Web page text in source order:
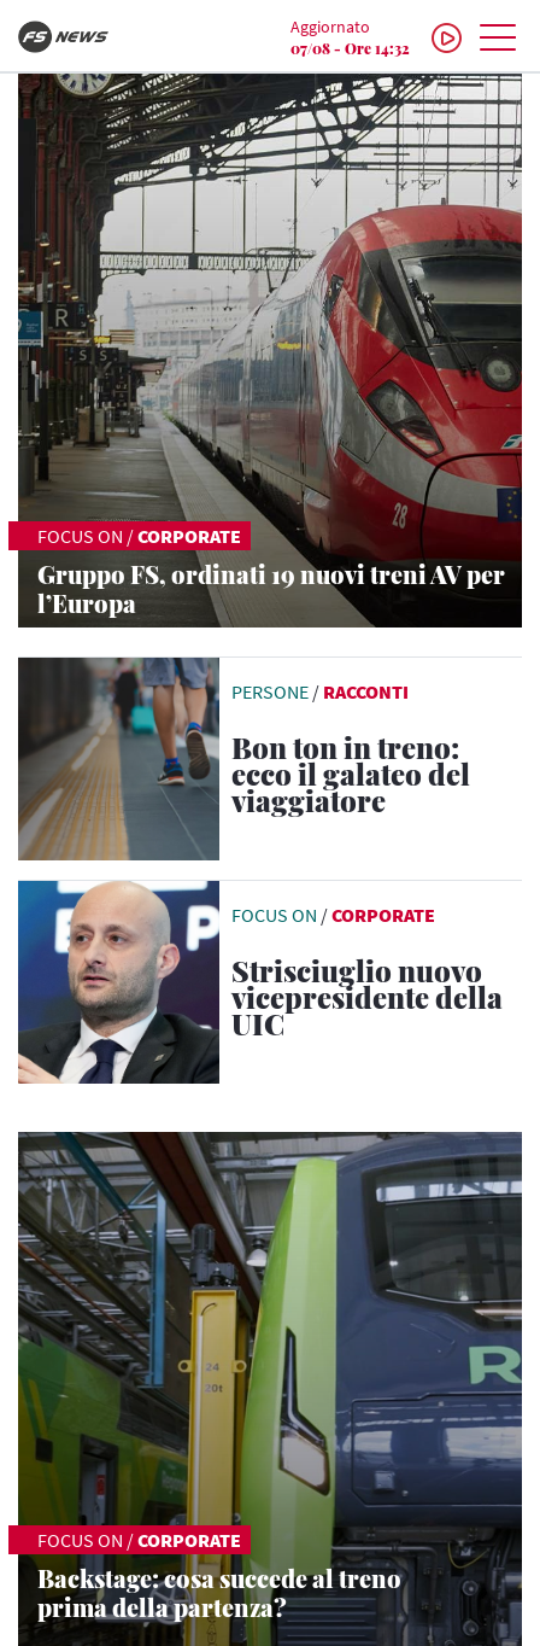
Aggiornato
07/08 - Ore 14:32
FOCUS ON /CORPORATE
Gruppo FS, ordinati 19 nuovi treni AV per
l’Europa
PERSONE / RACCONTI
Bon ton in treno:
ecco il galateo del
viaggiatore
FOCUS ON /CORPORATE
Strisciuglio nuovo
vicepresidente della
UIC
FOCUS ON /CORPORATE
Backstage: cosa succede al treno
prima della partenza?